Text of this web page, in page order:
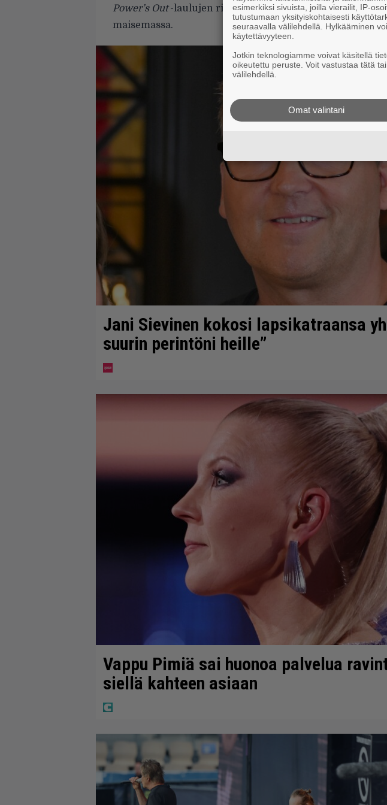
Power’s Out-laulujen rikkinäisessä avoimuudessa ja
maisemassa.
Jani Sievinen kokosi lapsikatraansa
suurin perintöni heille”
Vappu Pimiä sai huonoa palvelua
siellä kahteen asiaan
esimerkiksi sivuista, joilla vierailit, IP-
tutustumaan yksityiskohtaisesti
seuraavalla välilehdellä. Hylkääminen
käytettävyyteen.
Jotkin teknologiamme voivat käsitellä
oikeutettu peruste. Voit vastustaa tätä
välilehdellä.
Omat valintani